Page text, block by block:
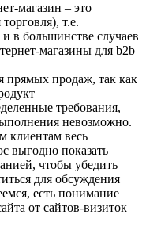
магазин – это
т.е.
в большинстве случаев
магазины для b2b
прямых продаж, так как
требования,
невозможно.
клиентам весь
выгодно показать
чтобы убедить
для обсуждения
есть понимание
от сайтов-визиток